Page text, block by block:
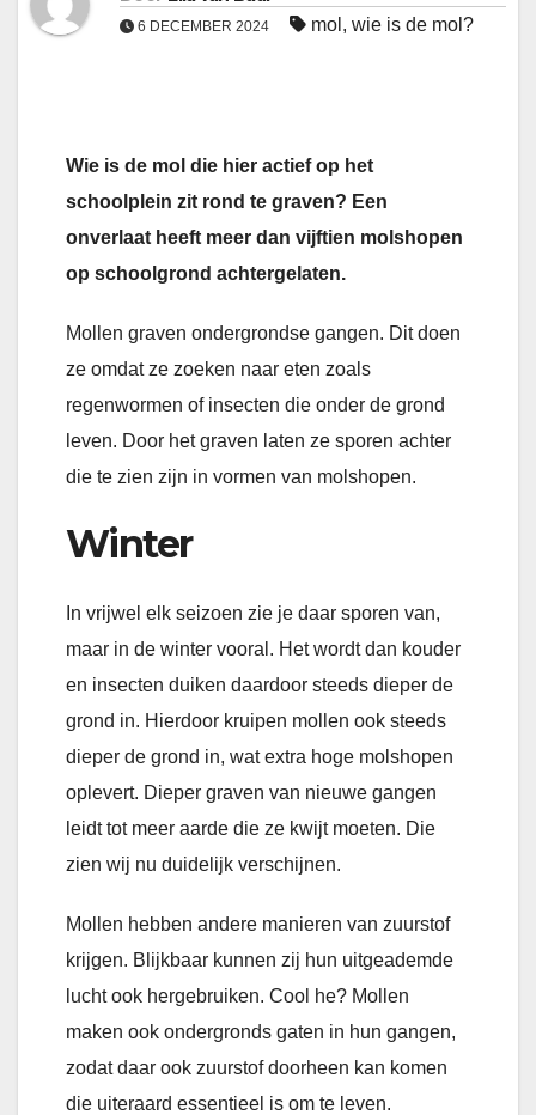
6 DECEMBER 2024 mol , wie is de mol?
Wie is de mol die hier actief op het
schoolplein zit rond te graven? Een
onverlaat heeft meer dan vijftien molshopen
op schoolgrond achtergelaten.
Mollen graven ondergrondse gangen. Dit doen
ze omdat ze zoeken naar eten zoals
regenwormen of insecten die onder de grond
leven. Door het graven laten ze sporen achter
die te zien zijn in vormen van molshopen.
Winter
In vrijwel elk seizoen zie je daar sporen van,
maar in de winter vooral. Het wordt dan kouder
en insecten duiken daardoor steeds dieper de
grond in. Hierdoor kruipen mollen ook steeds
dieper de grond in, wat extra hoge molshopen
oplevert. Dieper graven van nieuwe gangen
leidt tot meer aarde die ze kwijt moeten. Die
zien wij nu duidelijk verschijnen.
Mollen hebben andere manieren van zuurstof
krijgen. Blijkbaar kunnen zij hun uitgeademde
lucht ook hergebruiken. Cool he? Mollen
maken ook ondergronds gaten in hun gangen,
zodat daar ook zuurstof doorheen kan komen
die uiteraard essentieel is om te leven.